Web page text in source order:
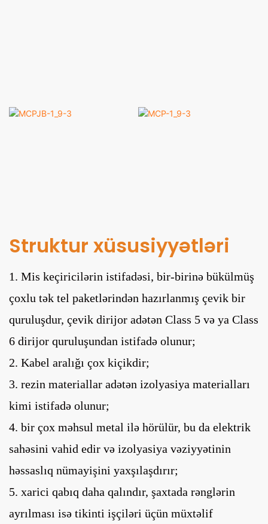
Struktur xüsusiyyətləri
1. Mis keçiricilərin istifadəsi, bir-birinə bükülmüş
çoxlu tək tel paketlərindən hazırlanmış çevik bir
quruluşdur, çevik dirijor adətən Class 5 və ya Class
6 dirijor quruluşundan istifadə olunur;
2. Kabel aralığı çox kiçikdir;
3. rezin materiallar adətən izolyasiya materialları
kimi istifadə olunur;
4. bir çox məhsul metal ilə hörülür, bu da elektrik
sahəsini vahid edir və izolyasiya vəziyyətinin
həssaslıq nümayişini yaxşılaşdırır;
5. xarici qabıq daha qalındır, şaxtada rənglərin
ayrılması isə tikinti işçiləri üçün müxtəlif